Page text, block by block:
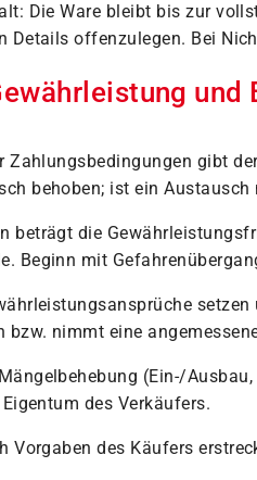
Die Ware bleibt bis zur
Details offenzulegen. Bei
und
Zahlungsbedingungen gibt
behoben; ist ein
beträgt die
Beginn mit
bzw. nimmt eine
(Ein-/
des Verkäufers.
Vorgaben des Käufers